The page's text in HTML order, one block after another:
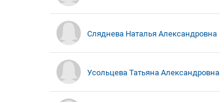
Сляднева Наталья Александровна
Усольцева Татьяна Александровна